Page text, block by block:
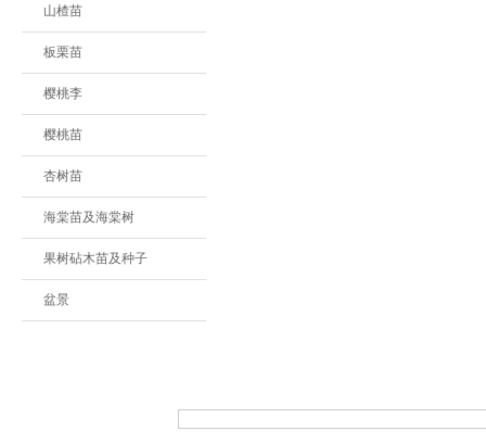
山楂苗
板栗苗
樱桃李
樱桃苗
杏树苗
海棠苗及海棠树
果树砧木苗及种子
盆景